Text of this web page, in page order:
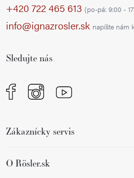
+420 722 465 613 (po-pá: 9:00 -
info@ignazrosler.sk napíšte nám
Sledujte nás
Zákaznícky servis
O Rösler.sk